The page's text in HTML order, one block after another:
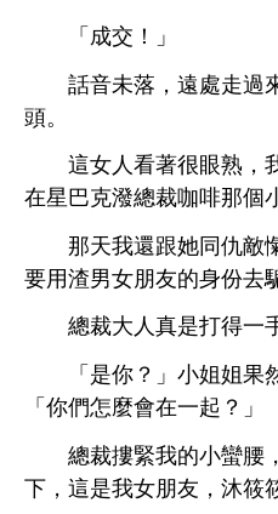
「成交！」
話音未落，
處 過
。
女
著很 熟，
巴克潑總裁咖啡
個
還跟
同仇敵
用渣男女朋友
份
總裁
真 打得
「
？」 姐姐果
「
們 麼
起？」
總裁摟緊
蠻腰
，
女朋友，沐筱